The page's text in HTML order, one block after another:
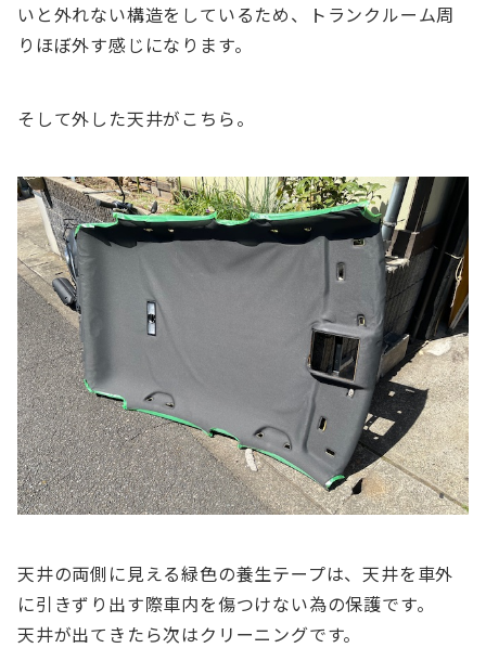
いと外れない構造をしているため、トランクルーム周
りほぼ外す感じになります。
そして外した天井がこちら。
天井の両側に見える緑色の養生テープは、天井を車外
に引きずり出す際車内を傷つけない為の保護です。
天井が出てきたら次はクリーニングです。